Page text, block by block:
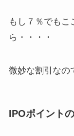
もし７％でもこ
ら・・・・
微妙な割引なの
IPOポイント